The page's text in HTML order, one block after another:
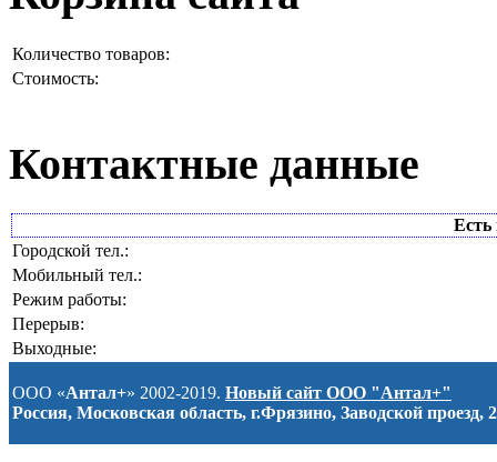
Количество товаров:
Стоимость:
Контактные данные
Есть
Городской тел.:
Мобильный тел.:
Режим работы:
Перерыв:
Выходные:
ООО «Антал+» 2002-2019. Новый сайт ООО "Антал+"
Россия, Московская область, г.Фрязино, Заводской проезд, 2